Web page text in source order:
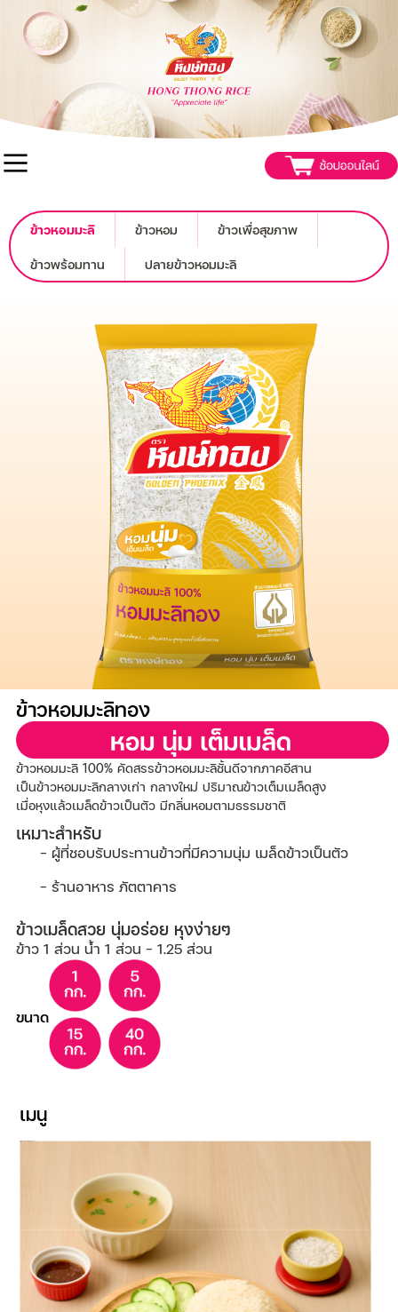
ข้าวหอมมะลิ ข้าวหอม ข้าวเพื่อสุขภาพ
ข้าวพร้อมทาน ปลายข้าวหอมมะลิ
ข้าวหอมมะลิทอง
ข้าวหอมมะลิ 100% คัดสรรข้าวหอมมะลิชั้นดีจากภาคอีสาน
เป็นข้าวหอมมะลิกลางเก่า กลางใหม่ ปริมาณข้าวเต็มเมล็ดสูง
เมื่อหุงแล้วเมล็ดข้าวเป็นตัว มีกลิ่นหอมตามธรรมชาติ
เหมาะสําหรับ
ผู้ที่ชอบรับประทานข้าวที่มีความนุ่ม เมล็ดข้าวเป็นตัว
ร้านอาหาร ภัตตาคาร
ข้าวเมล็ดสวย นุ่มอร่อย หุงง่ายๆ
ข้าว 1 ส่วน น้ำ 1 ส่วน - 1.25 ส่วน
ขนาด
เมนู